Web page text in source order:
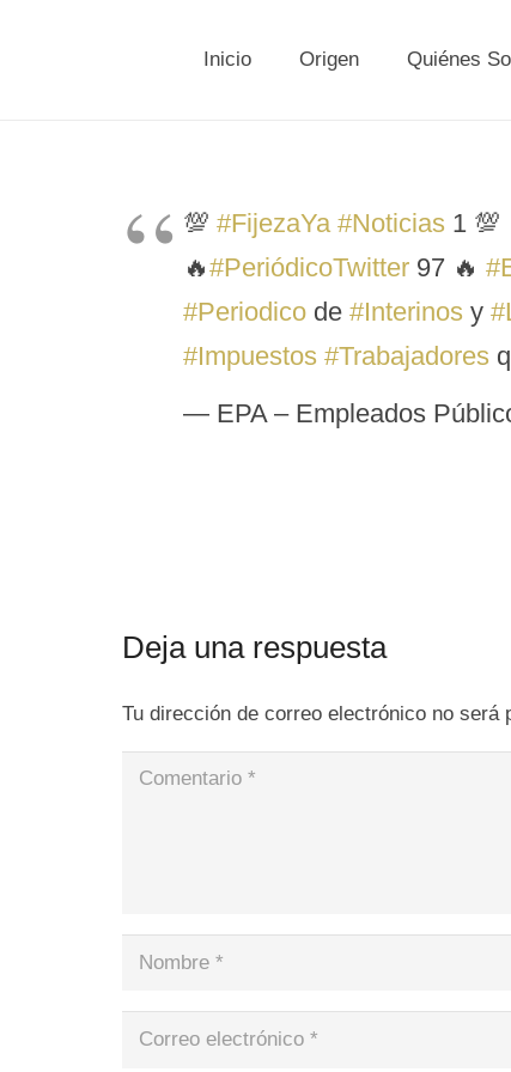
Inicio Origen Quiénes
💯 #FijezaYa #Noticias 1 💯
🔥#PeriódicoTwitter 97 🔥
#Periodico de #Interinos y
#Impuestos #Trabajadores
— EPA – Empleados
Deja una respuesta
Tu dirección de correo electrónico no será